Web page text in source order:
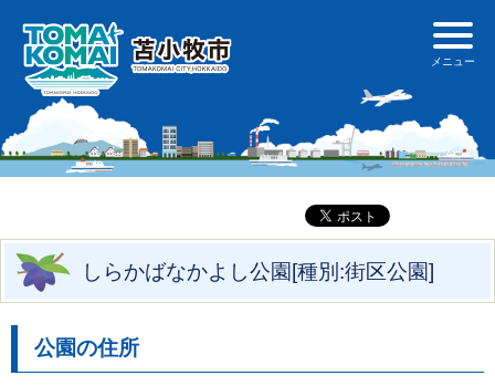
しらかばなかよし公園[種別:街区公園]
公園の住所